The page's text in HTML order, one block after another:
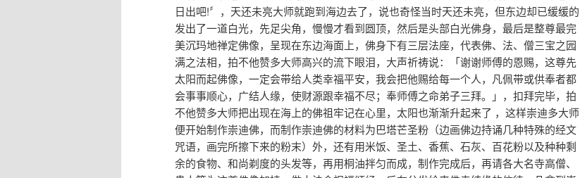
日出吧!〞，天还未亮大师就跑到海边去了，说也奇怪当时天还未亮，但东边却已缓缓的
发出了一道白光，先足尖角，慢慢才看到圆顶，然后是头部白光佛身，最后是整尊最完
美沉玛地禅定佛像，呈现在东边海面上，佛身下有三层法座，代表佛、法、僧三宝之园
满之法相，拍不他赞多大师高兴的流下眼泪，大声祈祷说：「谢谢师傅的恩赐，这尊先
太阳而起佛像，一定会带给人类幸福平安，我会把他赐给每一个人，凡佩带或供奉者都
会事事顺心，广结人缘，使财源跟幸福不尽；奉师傅之命弟子三拜。」，扣拜完毕，拍
不他赞多大师把出现在海上的佛祖牢记在心里，太阳也渐渐升起来了 ，这样崇迪多大师
便开始制作崇迪佛，而制作崇迪佛的材料为巴塔芒圣粉（边画佛边持诵几种特殊的经文
咒语，画完所擦下来的粉末）外，还有用米饭、圣土、香蕉、石灰、百花粉以及种种剩
余的食物、和尚剃度的头发等，再用桐油拌匀而成，制作完成后，再请各大名寺高僧、